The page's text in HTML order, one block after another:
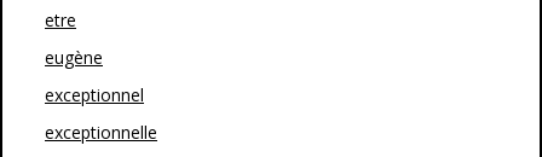
etre
eugène
exceptionnel
exceptionnelle